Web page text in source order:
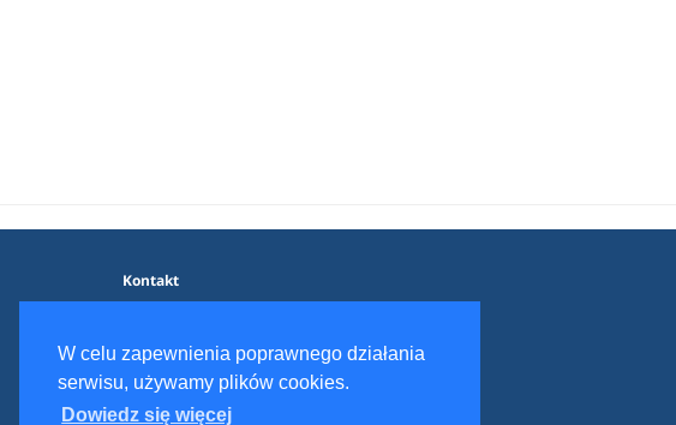
W celu zapewnienia poprawnego działania
serwisu, używamy plików cookies.
Dowiedz się więcej
Kontakt
Polityka prywatności
Regulamin serwisu